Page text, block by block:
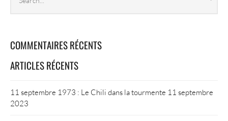
archives
COMMENTAIRES RÉCENTS
ARTICLES RÉCENTS
11 septembre 1973 : Le Chili dans la tourmente 11 septembre
2023